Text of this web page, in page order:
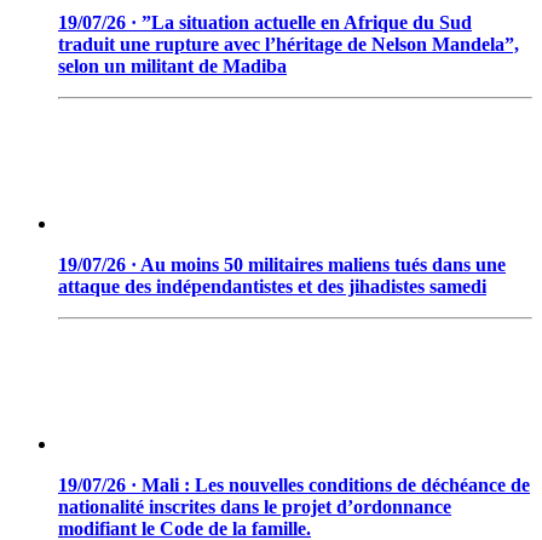
19/07/26 · ”La situation actuelle en Afrique du Sud
traduit une rupture avec l’héritage de Nelson Mandela”,
selon un militant de Madiba
19/07/26 · Au moins 50 militaires maliens tués dans une
attaque des indépendantistes et des jihadistes samedi
19/07/26 · Mali : Les nouvelles conditions de déchéance de
nationalité inscrites dans le projet d’ordonnance
modifiant le Code de la famille.